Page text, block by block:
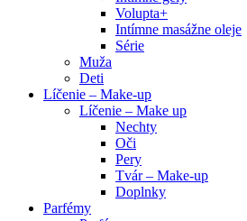
Volupta+
Intímne masážne oleje
Série
Muža
Deti
Líčenie – Make-up
Líčenie – Make up
Nechty
Oči
Pery
Tvár – Make-up
Doplnky
Parfémy